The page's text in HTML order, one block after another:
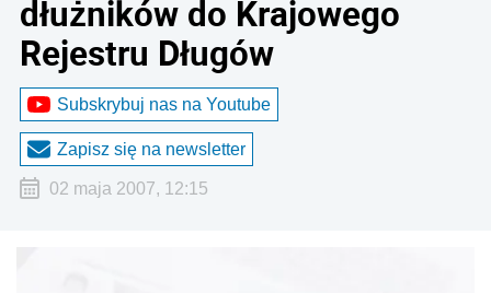
dłużników do Krajowego
Rejestru Długów
Subskrybuj nas na Youtube
Zapisz się na newsletter
02 maja 2007, 12:15